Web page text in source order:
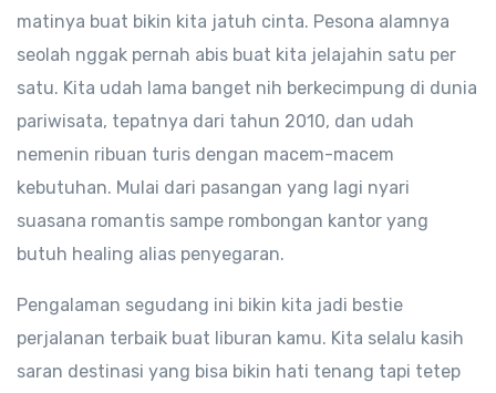
matinya buat bikin kita jatuh cinta. Pesona alamnya
seolah nggak pernah abis buat kita jelajahin satu per
satu. Kita udah lama banget nih berkecimpung di dunia
pariwisata, tepatnya dari tahun 2010, dan udah
nemenin ribuan turis dengan macem-macem
kebutuhan. Mulai dari pasangan yang lagi nyari
suasana romantis sampe rombongan kantor yang
butuh healing alias penyegaran.
Pengalaman segudang ini bikin kita jadi bestie
perjalanan terbaik buat liburan kamu. Kita selalu kasih
saran destinasi yang bisa bikin hati tenang tapi tetep